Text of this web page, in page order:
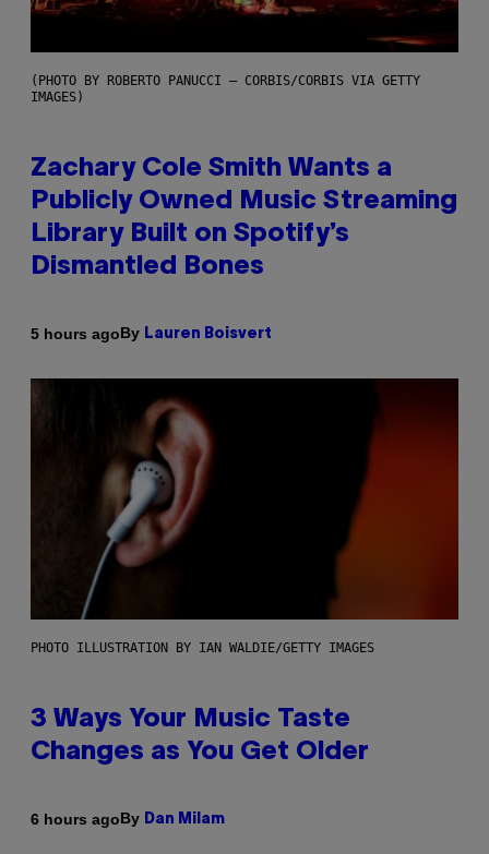
(PHOTO BY ROBERTO PANUCCI – CORBIS/CORBIS VIA GETTY
IMAGES)
Zachary Cole Smith Wants a
Publicly Owned Music Streaming
Library Built on Spotify’s
Dismantled Bones
5 hours agoBy Lauren Boisvert
PHOTO ILLUSTRATION BY IAN WALDIE/GETTY IMAGES
3 Ways Your Music Taste
Changes as You Get Older
6 hours agoBy Dan Milam